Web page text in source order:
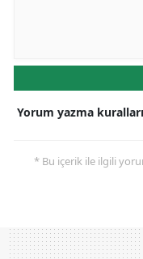
Yorum yazma
* Bu içerik ile ilgili